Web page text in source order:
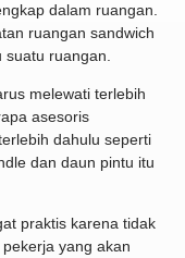
dalam ruangan.
ruangan sandwich
ruangan.
melewati terlebih
asesoris
dahulu seperti
dan daun pintu itu
praktis karena tidak
yang akan